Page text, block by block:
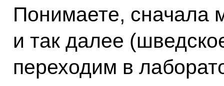
Понимаете, сначала
и так далее
переходим в